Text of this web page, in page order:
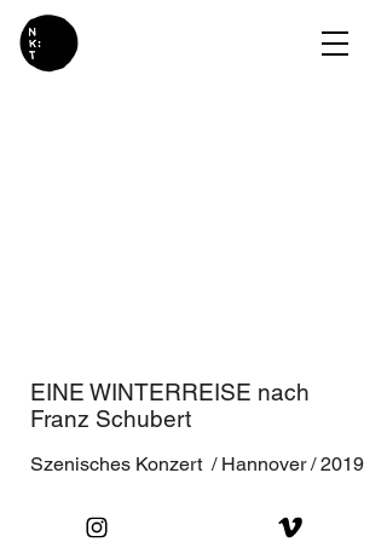
EINE WINTERREISE nach
Franz Schubert
Szenisches Konzert / Hannover / 2019